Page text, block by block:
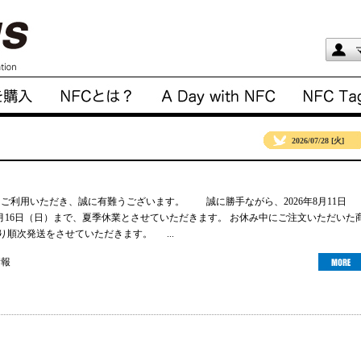
2026/07/28 [火]
ご利用いただき、誠に有難うございます。 誠に勝手ながら、2026年8月11日
16日（日）まで、夏季休業とさせていただきます。 お休み中にご注文いただいた
順次発送をさせていただきます。 ...